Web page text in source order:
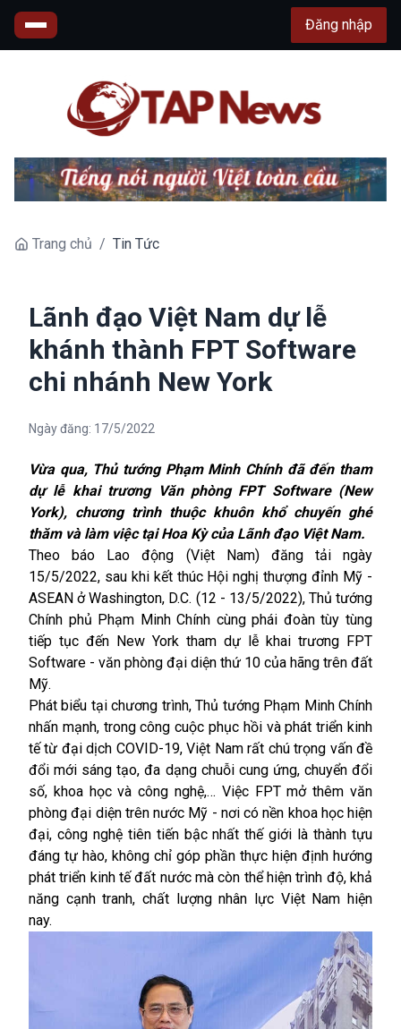
Đăng nhập
Trang chủ / Tin Tức
Lãnh đạo Việt Nam dự lễ
khánh thành FPT Software
chi nhánh New York
Ngày đăng: 17/5/2022
Vừa qua, Thủ tướng Phạm Minh Chính đã đến tham
dự lễ khai trương Văn phòng FPT Software (New
York), chương trình thuộc khuôn khổ chuyến ghé
thăm và làm việc tại Hoa Kỳ của Lãnh đạo Việt Nam.
Theo báo Lao động (Việt Nam) đăng tải ngày
15/5/2022, sau khi kết thúc Hội nghị thượng đỉnh Mỹ -
ASEAN ở Washington, D.C. (12 - 13/5/2022), Thủ tướng
Chính phủ Phạm Minh Chính cùng phái đoàn tùy tùng
tiếp tục đến New York tham dự lễ khai trương FPT
Software - văn phòng đại diện thứ 10 của hãng trên đất
Mỹ.
Phát biểu tại chương trình, Thủ tướng Phạm Minh Chính
nhấn mạnh, trong công cuộc phục hồi và phát triển kinh
tế từ đại dịch COVID-19, Việt Nam rất chú trọng vấn đề
đổi mới sáng tạo, đa dạng chuỗi cung ứng, chuyển đổi
số, khoa học và công nghệ,… Việc FPT mở thêm văn
phòng đại diệntrên nước Mỹ - nơi có nền khoa học hiện
đại, công nghệ tiên tiến bậc nhất thế giới là thành tựu
đáng tự hào, không chỉ góp phần thực hiện định hướng
phát triển kinh tế đất nước mà còn thể hiện trình độ, khả
năng cạnh tranh, chất lượng nhân lực Việt Nam hiện
nay.